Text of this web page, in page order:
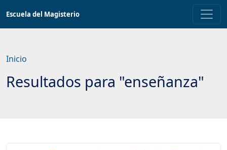
contenido
Escuela del Magisterio
Inicio
Resultados para "enseñanza"